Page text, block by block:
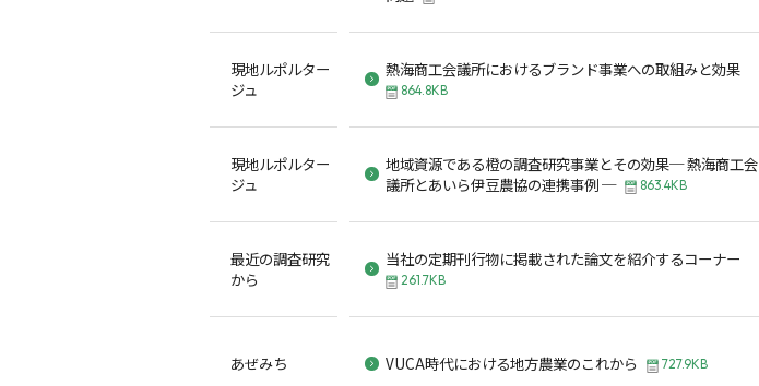
現地ルポルター
ジュ
熱海商工会議所におけるブランド事業への取組みと効果
864.8KB
現地ルポルター
ジュ
地域資源である橙の調査研究事業とその効果─ 熱海商工会
議所とあいら伊豆農協の連携事例 ─
863.4KB
最近の調査研究
から
当社の定期刊行物に掲載された論文を紹介するコーナー
261.7KB
あぜみち VUCA時代における地方農業のこれから 727.9KB